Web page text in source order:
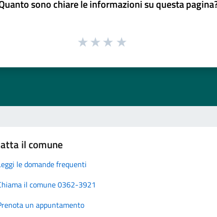
sono chiare le informazioni su questa
il comune
le domande frequenti
il comune 0362-3921
un appuntamento